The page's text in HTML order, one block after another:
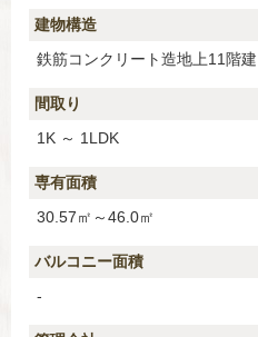
建物構造
鉄筋コンクリート造地上11階建
間取り
1K ～ 1LDK
専有面積
30.57㎡～46.0㎡
バルコニー面積
-